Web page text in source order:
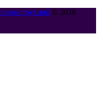
© 2026